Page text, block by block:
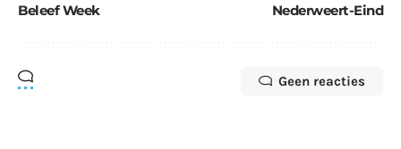
Beleef Week
Nederweert-Eind
Geen reacties